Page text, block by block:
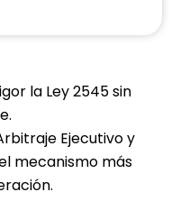
la Ley 2545 sin
Ejecutivo y
mecanismo más